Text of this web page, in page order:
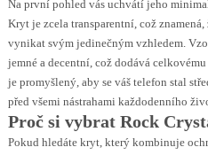
Na první pohled vás uchvátí jeho
Kryt je zcela transparentní, což
vynikat svým jedinečným vzhledem.
jemné a decentní, což dodává
je promyšlený, aby se váš telefon stal
před všemi nástrahami každodenního
Proč si vybrat Rock
Pokud hledáte kryt, který kombinuje